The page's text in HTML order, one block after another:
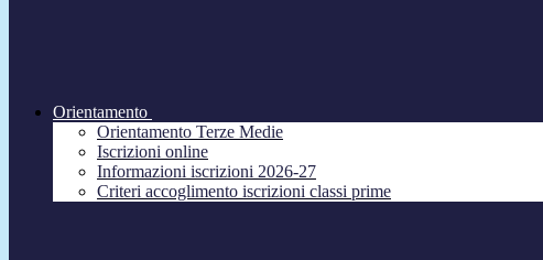
Orientamento
Orientamento Terze Medie
Iscrizioni online
Informazioni iscrizioni 2026-27
Criteri accoglimento iscrizioni classi prime